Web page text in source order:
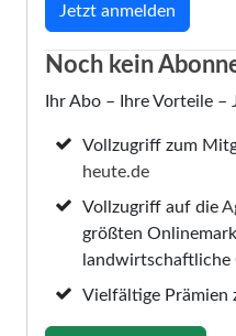
Noch kein
Ihr Abo – Ihre Vorteile –
Vollzugriff zum
heute.de
Vollzugriff auf die
größten
landwirtschaftliche
Vielfältige Prämien